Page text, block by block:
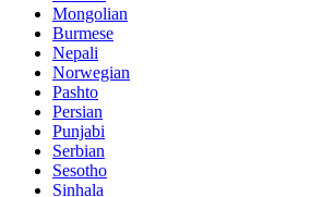
Mongolian
Burmese
Nepali
Norwegian
Pashto
Persian
Punjabi
Serbian
Sesotho
Sinhala